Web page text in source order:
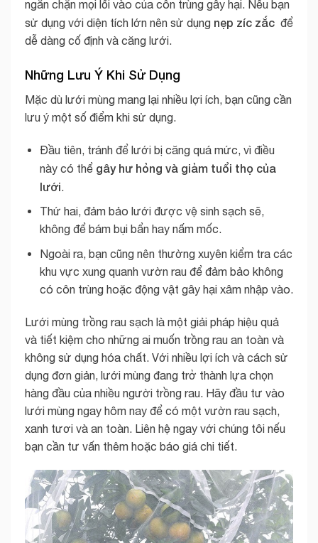
ngăn chặn mọi lối vào của côn trùng gây hại. Nếu bạn
sử dụng với diện tích lớn nên sử dụng nẹp zíc zắc để
dễ dàng cố định và căng lưới.
Những Lưu Ý Khi Sử Dụng
Mặc dù lưới mùng mang lại nhiều lợi ích, bạn cũng cần
lưu ý một số điểm khi sử dụng.
Đầu tiên, tránh để lưới bị căng quá mức, vì điều
này có thể gây hư hỏng và giảm tuổi thọ của
lưới
Thứ hai, đảm bảo lưới được vệ sinh sạch sẽ,
không để bám bụi bẩn hay nấm mốc.
Ngoài ra, bạn cũng nên thường xuyên kiểm tra các
khu vực xung quanh vườn rau để đảm bảo không
có côn trùng hoặc động vật gây hại xâm nhập vào.
Lưới mùng trồng rau sạch là một giải pháp hiệu quả
và tiết kiệm cho những ai muốn trồng rau an toàn và
không sử dụng hóa chất. Với nhiều lợi ích và cách sử
dụng đơn giản, lưới mùng đang trở thành lựa chọn
hàng đầu của nhiều người trồng rau. Hãy đầu tư vào
lưới mùng ngay hôm nay để có một vườn rau sạch,
xanh tươi và an toàn. Liên hệ ngay với chúng tôi nếu
bạn cần tư vấn thêm hoặc báo giá chi tiết.